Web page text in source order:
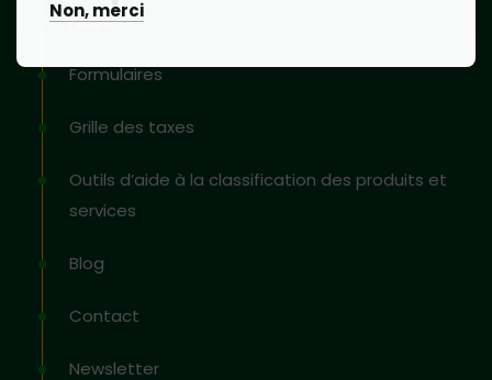
FAQs
Formulaires
Grille des taxes
Outils d’aide à la classification des produits et
services
Blog
Contact
Newsletter
Non, merci